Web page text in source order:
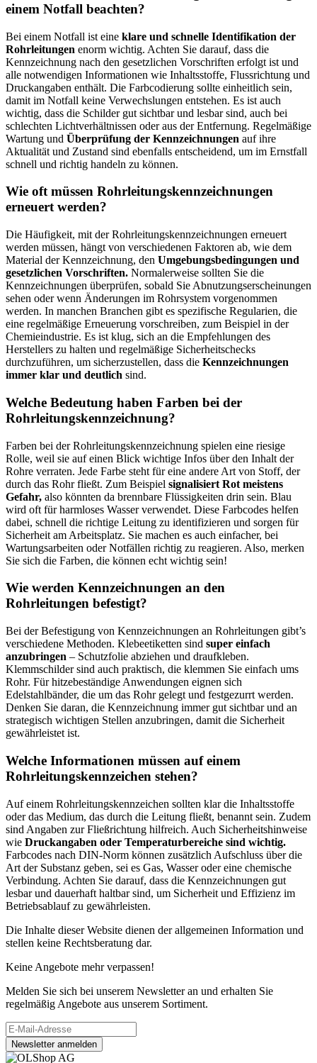
einem Notfall beachten?
Bei einem Notfall ist eine klare und schnelle Identifikation der
Rohrleitungen enorm wichtig. Achten Sie darauf, dass die
Kennzeichnung nach den gesetzlichen Vorschriften erfolgt ist und
alle notwendigen Informationen wie Inhaltsstoffe, Flussrichtung und
Druckangaben enthält. Die Farbcodierung sollte einheitlich sein,
damit im Notfall keine Verwechslungen entstehen. Es ist auch
wichtig, dass die Schilder gut sichtbar und lesbar sind, auch bei
schlechten Lichtverhältnissen oder aus der Entfernung. Regelmäßige
Wartung und Überprüfung der Kennzeichnungen auf ihre
Aktualität und Zustand sind ebenfalls entscheidend, um im Ernstfall
schnell und richtig handeln zu können.
Wie oft müssen Rohrleitungskennzeichnungen
erneuert werden?
Die Häufigkeit, mit der Rohrleitungskennzeichnungen erneuert
werden müssen, hängt von verschiedenen Faktoren ab, wie dem
Material der Kennzeichnung, den Umgebungsbedingungen und
gesetzlichen Vorschriften. Normalerweise sollten Sie die
Kennzeichnungen überprüfen, sobald Sie Abnutzungserscheinungen
sehen oder wenn Änderungen im Rohrsystem vorgenommen
werden. In manchen Branchen gibt es spezifische Regularien, die
eine regelmäßige Erneuerung vorschreiben, zum Beispiel in der
Chemieindustrie. Es ist klug, sich an die Empfehlungen des
Herstellers zu halten und regelmäßige Sicherheitschecks
durchzuführen, um sicherzustellen, dass die Kennzeichnungen
immer klar und deutlich sind.
Welche Bedeutung haben Farben bei der
Rohrleitungskennzeichnung?
Farben bei der Rohrleitungskennzeichnung spielen eine riesige
Rolle, weil sie auf einen Blick wichtige Infos über den Inhalt der
Rohre verraten. Jede Farbe steht für eine andere Art von Stoff, der
durch das Rohr fließt. Zum Beispiel signalisiert Rot meistens
Gefahr, also könnten da brennbare Flüssigkeiten drin sein. Blau
wird oft für harmloses Wasser verwendet. Diese Farbcodes helfen
dabei, schnell die richtige Leitung zu identifizieren und sorgen für
Sicherheit am Arbeitsplatz. Sie machen es auch einfacher, bei
Wartungsarbeiten oder Notfällen richtig zu reagieren. Also, merken
Sie sich die Farben, die können echt wichtig sein!
Wie werden Kennzeichnungen an den
Rohrleitungen befestigt?
Bei der Befestigung von Kennzeichnungen an Rohrleitungen gibt’s
verschiedene Methoden. Klebeetiketten sind super einfach
anzubringen – Schutzfolie abziehen und draufkleben.
Klemmschilder sind auch praktisch, die klemmen Sie einfach ums
Rohr. Für hitzebeständige Anwendungen eignen sich
Edelstahlbänder, die um das Rohr gelegt und festgezurrt werden.
Denken Sie daran, die Kennzeichnung immer gut sichtbar und an
strategisch wichtigen Stellen anzubringen, damit die Sicherheit
gewährleistet ist.
Welche Informationen müssen auf einem
Rohrleitungskennzeichen stehen?
Auf einem Rohrleitungskennzeichen sollten klar die Inhaltsstoffe
oder das Medium, das durch die Leitung fließt, benannt sein. Zudem
sind Angaben zur Fließrichtung hilfreich. Auch Sicherheitshinweise
wie Druckangaben oder Temperaturbereiche sind wichtig.
Farbcodes nach DIN-Norm können zusätzlich Aufschluss über die
Art der Substanz geben, sei es Gas, Wasser oder eine chemische
Verbindung. Achten Sie darauf, dass die Kennzeichnungen gut
lesbar und dauerhaft haltbar sind, um Sicherheit und Effizienz im
Betriebsablauf zu gewährleisten.
Die Inhalte dieser Website dienen der allgemeinen Information und
stellen keine Rechtsberatung dar.
Keine Angebote mehr verpassen!
Melden Sie sich bei unserem Newsletter an und erhalten Sie
regelmäßig Angebote aus unserem Sortiment.
Newsletter anmelden